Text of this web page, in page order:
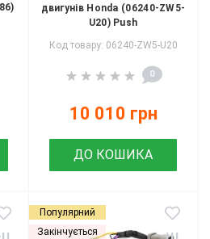
двигунів Honda (06240-ZW5-
U20) Push
Код товару: 06240-ZW5-U20
0
10 010 грн
ДО КОШИКА
Популярний
Закінчується